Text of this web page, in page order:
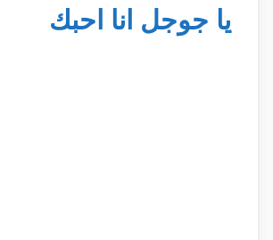
يا جوجل انا احبك